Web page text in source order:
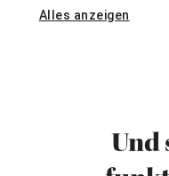
lohnenswerte
Alles anzeigen
Und